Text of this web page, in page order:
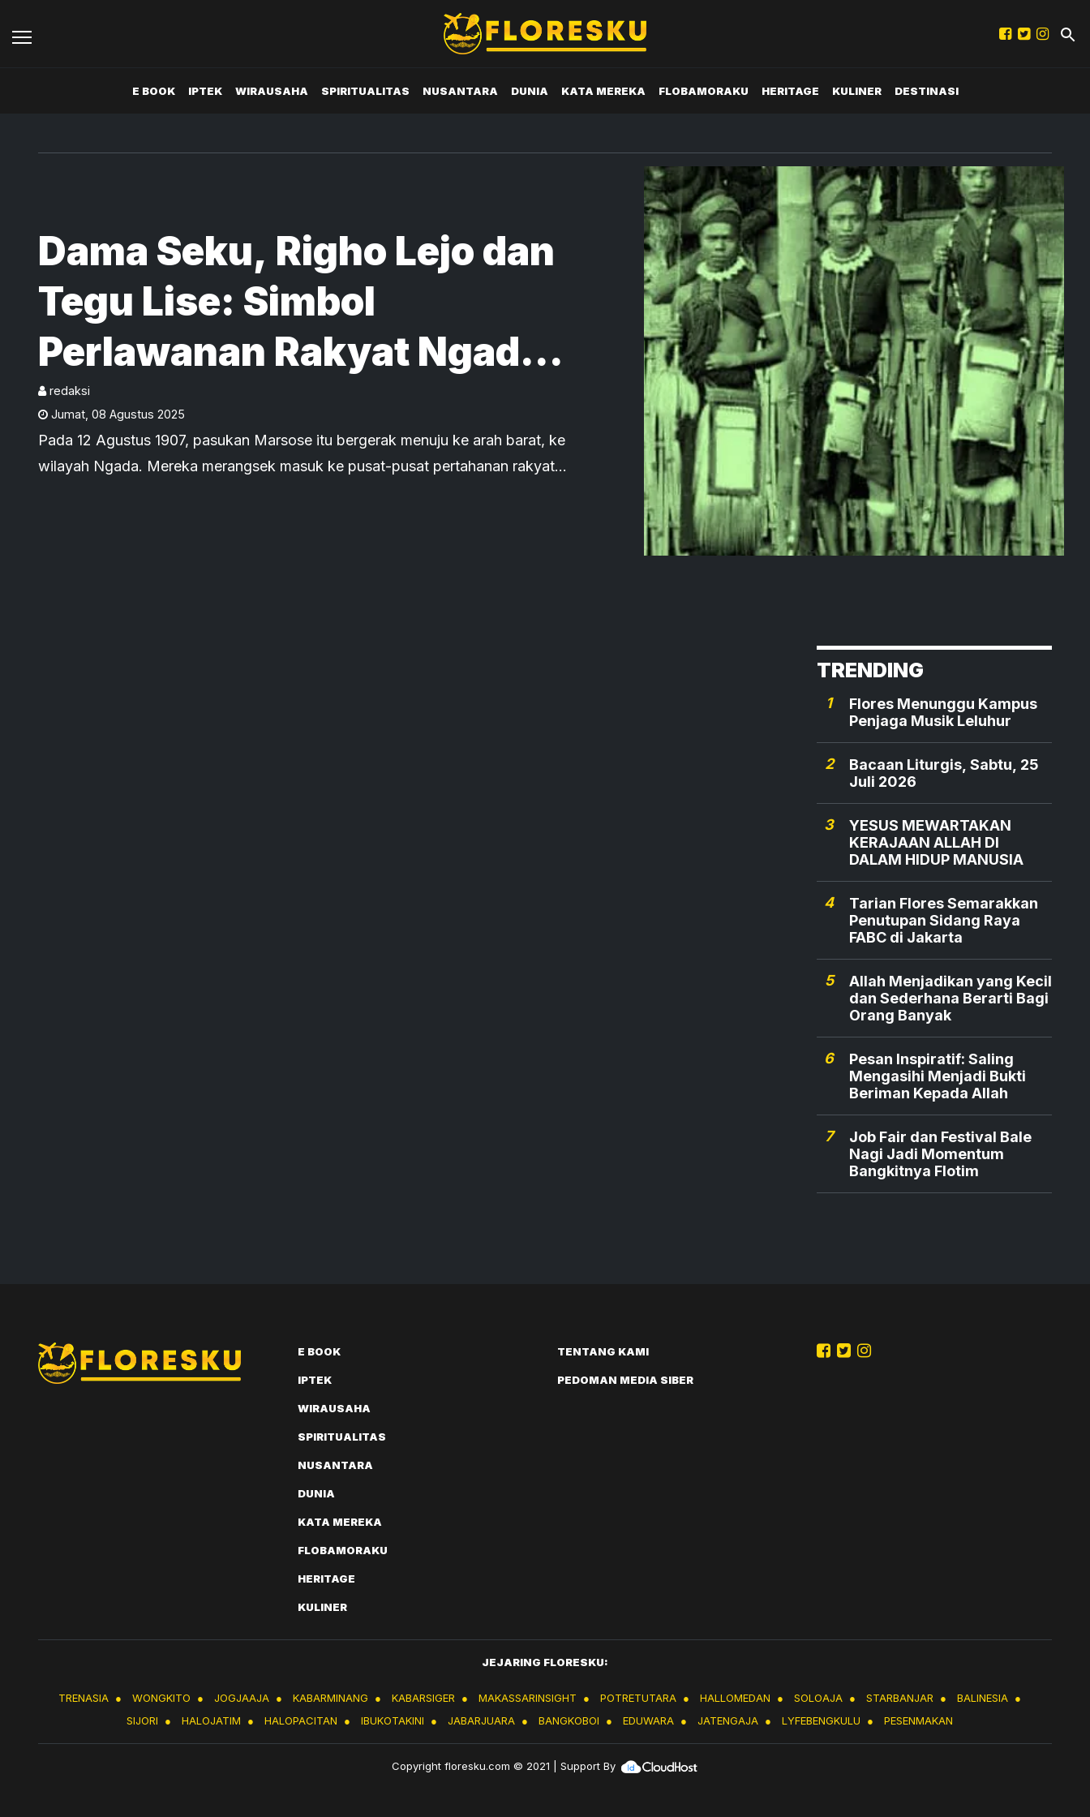
E BOOK IPTEK WIRAUSAHA SPIRITUALITAS NUSANTARA DUNIA KATA MEREKA FLOBAMORAKU HERITAGE KULINER DESTINASI
Dama Seku, Righo Lejo dan
Tegu Lise: Simbol
Perlawanan Rakyat Ngada
Terhadap Belanda Tahun
1907-1909
redaksi
Jumat 08 Agustus 2025
Pada 12 Agustus 1907, pasukan Marsose itu bergerak menuju ke arah barat, ke
wilayah Ngada. Mereka merangsek masuk ke pusat-pusat pertahanan rakyat
TRENDING
1
Flores Menunggu Kampus
Penjaga Musik Leluhur
2
Bacaan Liturgis, Sabtu, 25
Juli 2026
3
YESUS MEWARTAKAN
KERAJAAN ALLAH DI
DALAM HIDUP MANUSIA
4
Tarian Flores Semarakkan
Penutupan Sidang Raya
FABC di Jakarta
5
Allah Menjadikan yang Kecil
dan Sederhana Berarti Bagi
Orang Banyak
6
Pesan Inspiratif: Saling
Mengasihi Menjadi Bukti
Beriman Kepada Allah
7
Job Fair dan Festival Bale
Nagi Jadi Momentum
Bangkitnya Flotim
E BOOK
IPTEK
WIRAUSAHA
SPIRITUALITAS
NUSANTARA
DUNIA
KATA MEREKA
FLOBAMORAKU
HERITAGE
KULINER
TENTANG KAMI
PEDOMAN MEDIA SIBER
JEJARING FLORESKU:
TRENASIA ● WONGKITO ● JOGJAAJA ● KABARMINANG ● KABARSIGER ● MAKASSARINSIGHT ● POTRETUTARA ● HALLOMEDAN ● SOLOAJA ● STARBANJAR ● BALINESIA ●
SIJORI
● HALOJATIM ● HALOPACITAN ● IBUKOTAKINI ● JABARJUARA ● BANGKOBOI ● EDUWARA ● JATENGAJA ● LYFEBENGKULU ● PESENMAKAN
Copyrightfloresku.com © 2021 | Support By